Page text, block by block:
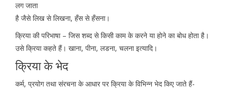
लग जाता
है जैसे लिख से लिखना, हँस से हँसना।
क्रिया की परिभाषा – जिस शब्द से किसी काम के करने या होने का बोध होता है।
उसे क्रिया कहते हैं। खाना, पीना, लडना, चलना इत्यादि।
क्रिया के भेद
कर्म, प्रयोग तथा संरचना के आधार पर क्रिया के विभिन्न भेद किए जाते हैं-